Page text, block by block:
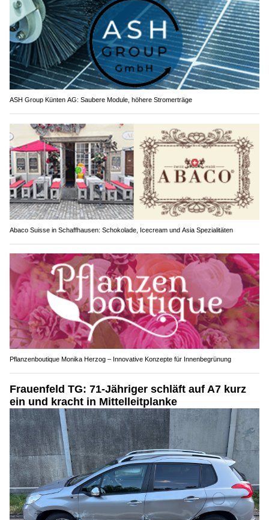
ASH Group Künten AG: Saubere Module, höhere Stromerträge
Abaco Suisse in Schaffhausen: Schokolade, Icecream und Asia Spezialitäten
Pflanzenboutique Monika Herzog – Innovative Konzepte für Innenbegrünung
Frauenfeld TG: 71-Jähriger schläft auf A7 kurz
ein und kracht in Mittelleitplanke